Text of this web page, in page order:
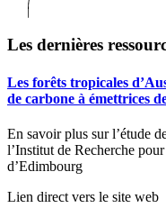
Les dernières
Les forêts tropicales
de carbone à émettrices
En savoir plus sur l’étude
l’Institut de Recherche
d’Edimbourg
Lien direct vers le site web